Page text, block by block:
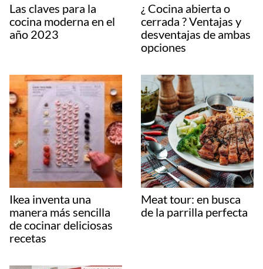
Las claves para la
cocina moderna en el
año 2023
¿ Cocina abierta o
cerrada ? Ventajas y
desventajas de ambas
opciones
Ikea inventa una
manera más sencilla
de cocinar deliciosas
recetas
Meat tour: en busca
de la parrilla perfecta